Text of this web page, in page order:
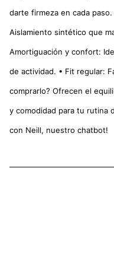
darte firmeza en cada
Aislamiento sintético que
Amortiguación y confort:
de actividad. • Fit regular:
comprarlo? Ofrecen el
y comodidad para tu rutina
con Neill, nuestro chatbot!